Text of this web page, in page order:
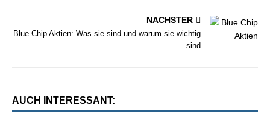
NÄCHSTER
Blue Chip Aktien: Was sie sind und warum sie wichtig
sind
AUCH INTERESSANT: